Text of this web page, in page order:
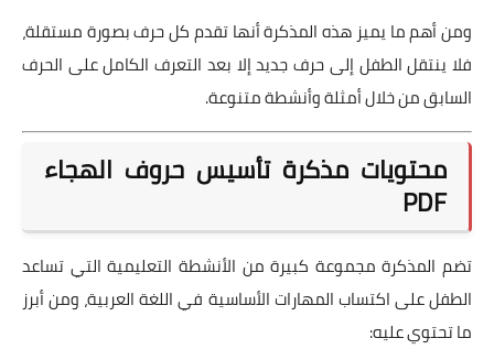
ومن أهم ما يميز هذه المذكرة أنها تقدم كل حرف بصورة مستقلة،
فلا ينتقل الطفل إلى حرف جديد إلا بعد التعرف الكامل على الحرف
السابق من خلال أمثلة وأنشطة متنوعة.
محتويات مذكرة تأسيس حروف الهجاء
PDF
تضم المذكرة مجموعة كبيرة من الأنشطة التعليمية التي تساعد
الطفل على اكتساب المهارات الأساسية في اللغة العربية، ومن أبرز
ما تحتوي عليه: